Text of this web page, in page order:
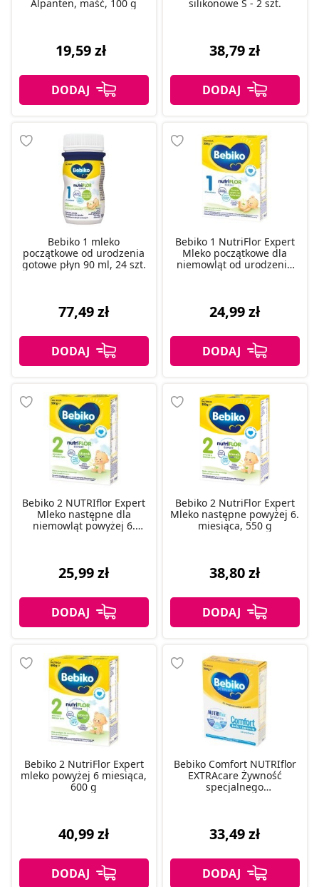
Alpanten, maść, 100 g
19,59 zł
silikonowe S - 2 szt.
38,79 zł
Bebiko 1 mleko
początkowe od urodzenia
gotowe płyn 90 ml, 24 szt.
77,49 zł
Bebiko 1 NutriFlor Expert
Mleko początkowe dla
niemowląt od urodzenia
24,99 zł
Bebiko 2 NUTRIflor Expert
Mleko następne dla
niemowląt powyżej 6.
25,99 zł
Bebiko 2 NutriFlor Expert
Mleko następne powyżej 6.
miesiąca, 550 g
38,80 zł
Bebiko 2 NutriFlor Expert
mleko powyżej 6 miesiąca,
600 g
40,99 zł
Bebiko Comfort NUTRIflor
EXTRAcare Żywność
specjalnego
33,49 zł